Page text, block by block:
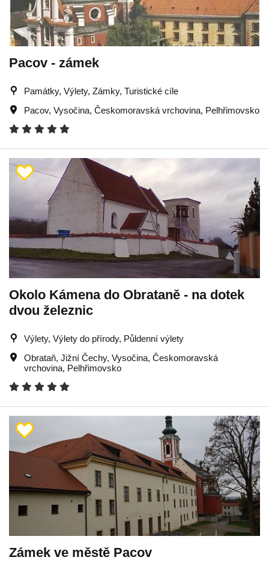
Pacov - zámek
Památky, Výlety, Zámky, Turistické cíle
Pacov, Vysočina, Českomoravská vrchovina, Pelhřimovsko
Okolo Kámena do Obrataně - na dotek
dvou železnic
Výlety, Výlety do přírody, Půldenní výlety
Obrataň, Jižní Čechy, Vysočina, Českomoravská
vrchovina, Pelhřimovsko
Zámek ve městě Pacov